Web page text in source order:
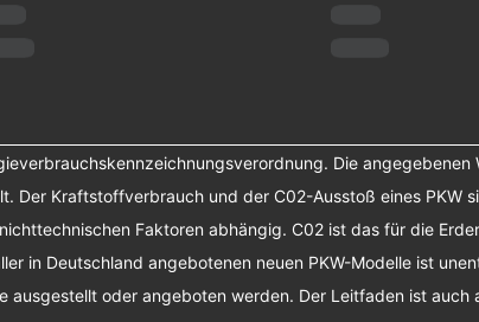
Die
Der Kraftstoffverbrauch und der C02-Ausstoß eines
Faktoren abhängig. C02 ist das für die
in Deutschland angebotenen neuen PKW-Modelle ist
ausgestellt oder angeboten werden. Der Leitfaden ist